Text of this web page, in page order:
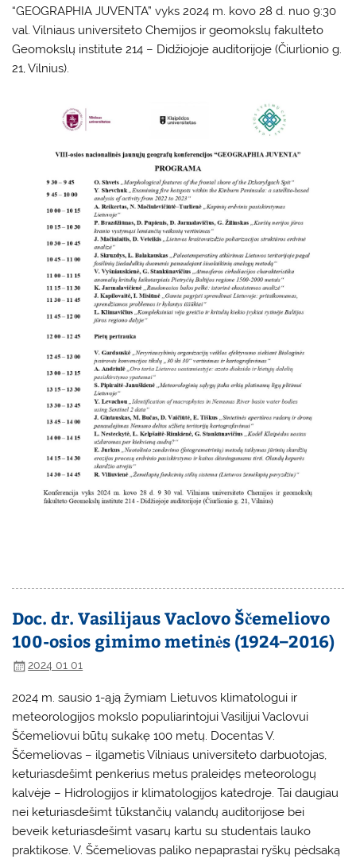
“GEOGRAPHIA JUVENTA” vyks 2024 m. kovo 28 d. nuo 9:30
val. Vilniaus universiteto Chemijos ir geomokslų fakulteto
Geomokslų institute 214 – Didžiojoje auditorijoje (Čiurlionio g.
21, Vilnius).
Doc. dr. Vasilijaus Vaclovo Ščemeliovo
100-osios gimimo metinės (1924–2016)
2024 01 01
2024 m. sausio 1-ąją žymiam Lietuvos klimatologui ir
meteorologijos mokslo populiarintojui Vasilijui Vaclovui
Ščemeliovui būtų sukakę 100 metų. Docentas V.
Ščemeliovas – ilgametis Vilniaus universiteto darbuotojas,
keturiasdešimt penkerius metus praleidęs meteorologų
kalvėje – Hidrologijos ir klimatologijos katedroje. Tai daugiau
nei keturiasdešimt tūkstančių valandų auditorijose bei
beveik keturiasdešimt vasarų kartu su studentais lauko
praktikose. V. Ščemeliovas paliko nepaprastai ryškų pėdsaką